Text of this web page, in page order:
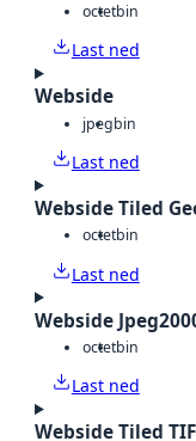
octetbin
Last ned
Webside
jpegbin
Last ned
Webside Tiled
octetbin
Last ned
Webside
octetbin
Last ned
Webside Tiled